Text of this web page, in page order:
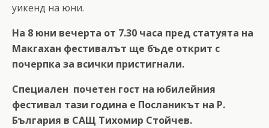
уикенд на юни.
На 8 юни вечерта от 7.30 часа пред статуята на
Макгахан фестивалът ще бъде открит с
почерпка за всички пристигнали.
Специален почетен гост на юбилейния
фестивал тази година е Посланикът на Р.
България в САЩ Тихомир Стойчев.